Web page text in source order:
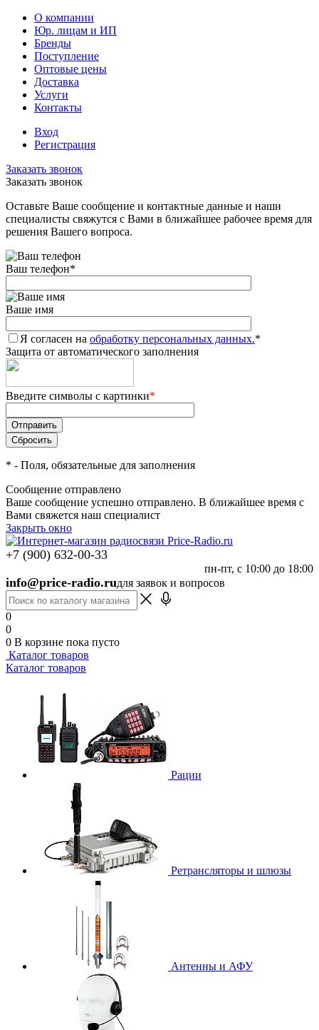
О компании
Юр. лицам и ИП
Бренды
Поступление
Оптовые цены
Доставка
Услуги
Контакты
Вход
Регистрация
Заказать звонок
Заказать звонок
Оставьте Ваше сообщение и контактные данные и наши
специалисты свяжутся с Вами в ближайшее рабочее время для
решения Вашего вопроса.
Ваш телефон*
Ваше имя
Я согласен на обработку персональных данных.*
Защита от автоматического заполнения
Введите символы с картинки*
* - Поля, обязательные для заполнения
Сообщение отправлено
Ваше сообщение успешно отправлено. В ближайшее время с
Вами свяжется наш специалист
Закрыть окно
+7 (900) 632-00-33
пн-пт, с 10:00 до 18:00
info@price-radio.ruдля заявок и вопросов
0
0
0 В корзине пока пусто
Каталог товаров
Каталог товаров
Рации
Ретрансляторы и шлюзы
Антенны и АФУ